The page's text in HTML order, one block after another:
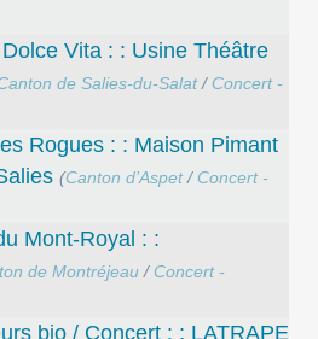
Vita : : Usine Théâtre
de Salies-du-Salat/ Concert -
Rogues : : Maison Pimant
(Canton d’Aspet/ Concert -
Mont-Royal : :
de Montréjeau / Concert -
bio / Concert : : LATRAPE